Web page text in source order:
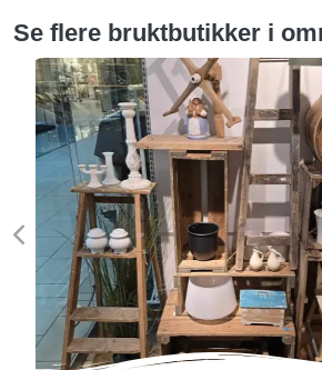
Se flere bruktbutikker i
Forige